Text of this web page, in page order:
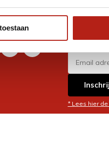
* Lees hier